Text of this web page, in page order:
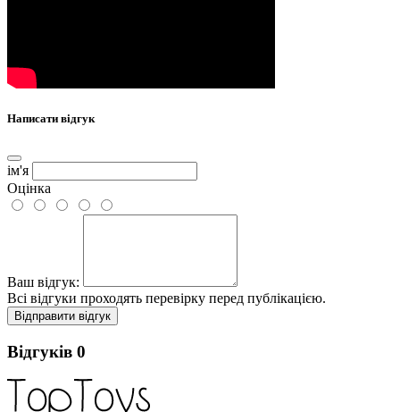
Написати відгук
ім'я
Оцінка
Ваш відгук:
Всі відгуки проходять перевірку перед публікацією.
Відправити відгук
Відгуків 0